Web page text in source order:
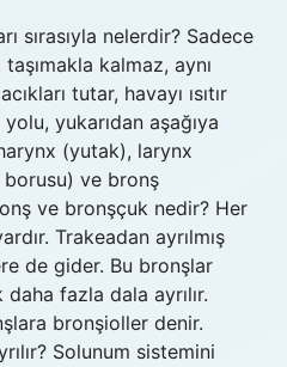
sırasıyla nelerdir? Sadece
kalmaz, aynı
tutar, havayı ısıtır
yukarıdan aşağıya
(yutak), larynx
ve bronş
ve bronşçuk nedir? Her
Trakeadan ayrılmış
de gider. Bu bronşlar
fazla dala ayrılır.
bronşioller denir.
Solunum sistemini